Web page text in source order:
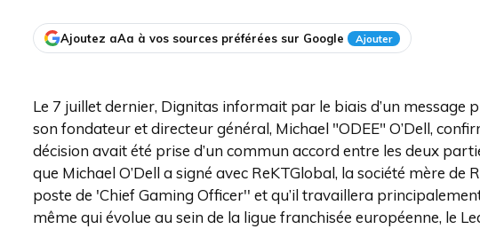
Ajoutez aAa à vos sources préférées sur Google Ajouter
Le 7 juillet dernier, Dignitas informait par le biais d’un
son fondateur et directeur général, Michael "ODEE" O’Dell,
décision avait été prise d’un commun accord entre les deux
que Michael O’Dell a signé avec ReKTGlobal, la société mère de
poste de 'Chief Gaming Officer'' et qu’il travaillera
même qui évolue au sein de la ligue franchisée européenne, le